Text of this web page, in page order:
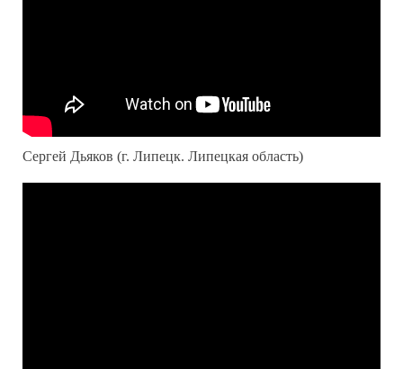
Сергей Дьяков (г. Липецк. Липецкая область)